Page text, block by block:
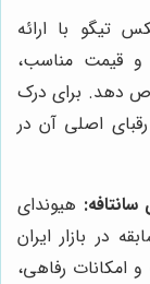
تیگو با ارائه
و قیمت مناسب،
دهد. برای درک
اصلی آن در
هیوندای
در بازار ایران
امکانات رفاهی،